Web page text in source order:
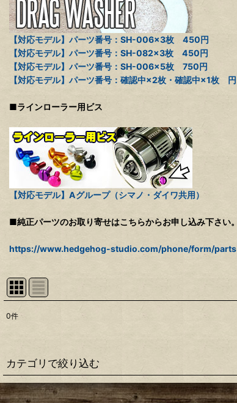
【対応モデル】パーツ番号：SH-006×3枚 450円
【対応モデル】パーツ番号：SH-082×3枚 450円
【対応モデル】パーツ番号：SH-006×5枚 750円
【対応モデル】パーツ番号：確認中×2枚・確認中×1枚 円
■ラインローラー用ビス
【対応モデル】Aグループ（シマノ・ダイワ共用）
■純正パーツのお取り寄せはこちらからお申し込み下さい。
https://www.hedgehog-studio.com/phone/form/parts
並び順
0件
カテゴリで絞り込む
【シマノ】22ステラ［STELLA］対応 カスタムパーツ